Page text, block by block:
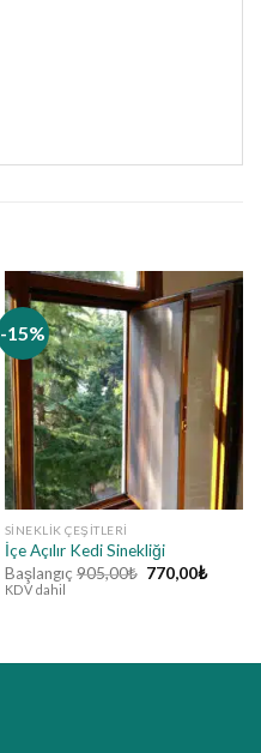
-15%
SINEKLIK ÇEŞITLERI
İçe Açılır Kedi Sinekliği
Başlangıç 905,00₺ Orijinal
fiyat:
770,00₺Şu
KDV dahil